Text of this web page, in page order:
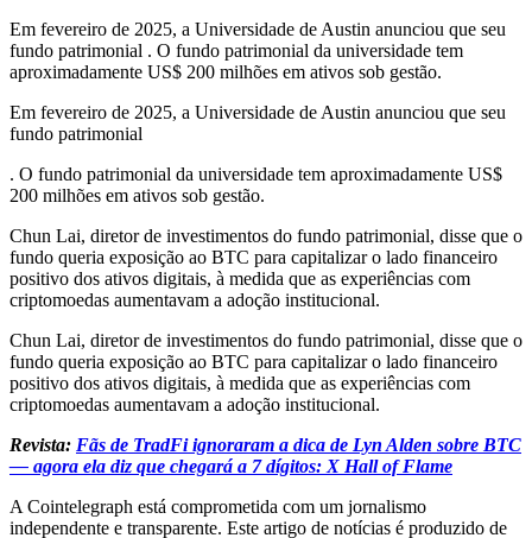
Em fevereiro de 2025, a Universidade de Austin anunciou que seu
fundo patrimonial . O fundo patrimonial da universidade tem
aproximadamente US$ 200 milhões em ativos sob gestão.
Em fevereiro de 2025, a Universidade de Austin anunciou que seu
fundo patrimonial
. O fundo patrimonial da universidade tem aproximadamente US$
200 milhões em ativos sob gestão.
Chun Lai, diretor de investimentos do fundo patrimonial, disse que o
fundo queria exposição ao BTC para capitalizar o lado financeiro
positivo dos ativos digitais, à medida que as experiências com
criptomoedas aumentavam a adoção institucional.
Chun Lai, diretor de investimentos do fundo patrimonial, disse que o
fundo queria exposição ao BTC para capitalizar o lado financeiro
positivo dos ativos digitais, à medida que as experiências com
criptomoedas aumentavam a adoção institucional.
Revista: Fãs de TradFi ignoraram a dica de Lyn Alden sobre BTC
— agora ela diz que chegará a 7 dígitos: X Hall of Flame
A Cointelegraph está comprometida com um jornalismo
independente e transparente. Este artigo de notícias é produzido de